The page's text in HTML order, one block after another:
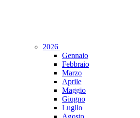
2026
Gennaio
Febbraio
Marzo
Aprile
Maggio
Giugno
Luglio